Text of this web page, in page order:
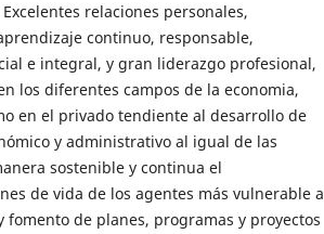
relaciones personales,
continuo, responsable,
e integral, y gran liderazgo profesional,
los diferentes campos de la economia,
en el privado tendiente al desarrollo de
y administrativo al igual de las
sostenible y continua el
de vida de los agentes más vulnerable a
de planes, programas y proyectos